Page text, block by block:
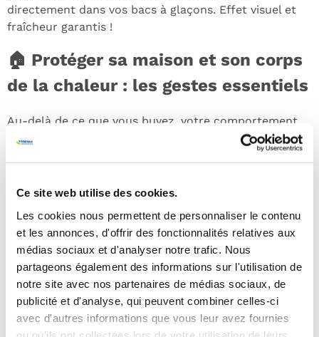
Ce site web utilise des cookies.
Les cookies nous permettent de personnaliser le contenu
et les annonces, d'offrir des fonctionnalités relatives aux
médias sociaux et d'analyser notre trafic. Nous
partageons également des informations sur l'utilisation de
notre site avec nos partenaires de médias sociaux, de
publicité et d'analyse, qui peuvent combiner celles-ci
avec d'autres informations que vous leur avez fournies
directement dans vos bacs à glaçons. Effet visuel et
fraîcheur garantis !
🏠 Protéger sa maison et son corps
de la chaleur : les gestes essentiels
Au-delà de ce que vous buvez, votre comportement
face au soleil est crucial pour traverser cettevague de
pour bloquer les rayons du soleil et aérez tard le
soir ou tôt le matin lorsque les températures
baissent.
Portez des vêtements amples, légers et de
couleur claire pour laisser votre peau respirer.
Évitez les efforts physiquesintenses aux heures
les plus chaudes de la journée (entre 11h et 16h).
Prenez soin des personnes vulnérables :Pensez